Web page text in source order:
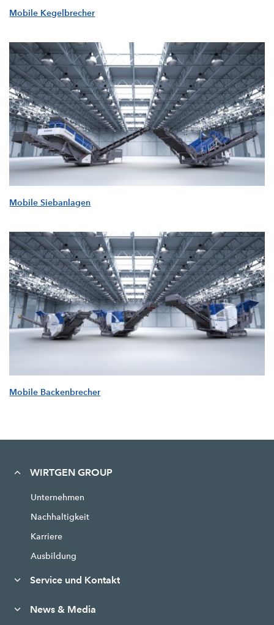
Mobile Kegelbrecher
Mobile Siebanlagen
Mobile Backenbrecher
WIRTGEN GROUP
Unternehmen
Nachhaltigkeit
Karriere
Ausbildung
Service und Kontakt
News & Media